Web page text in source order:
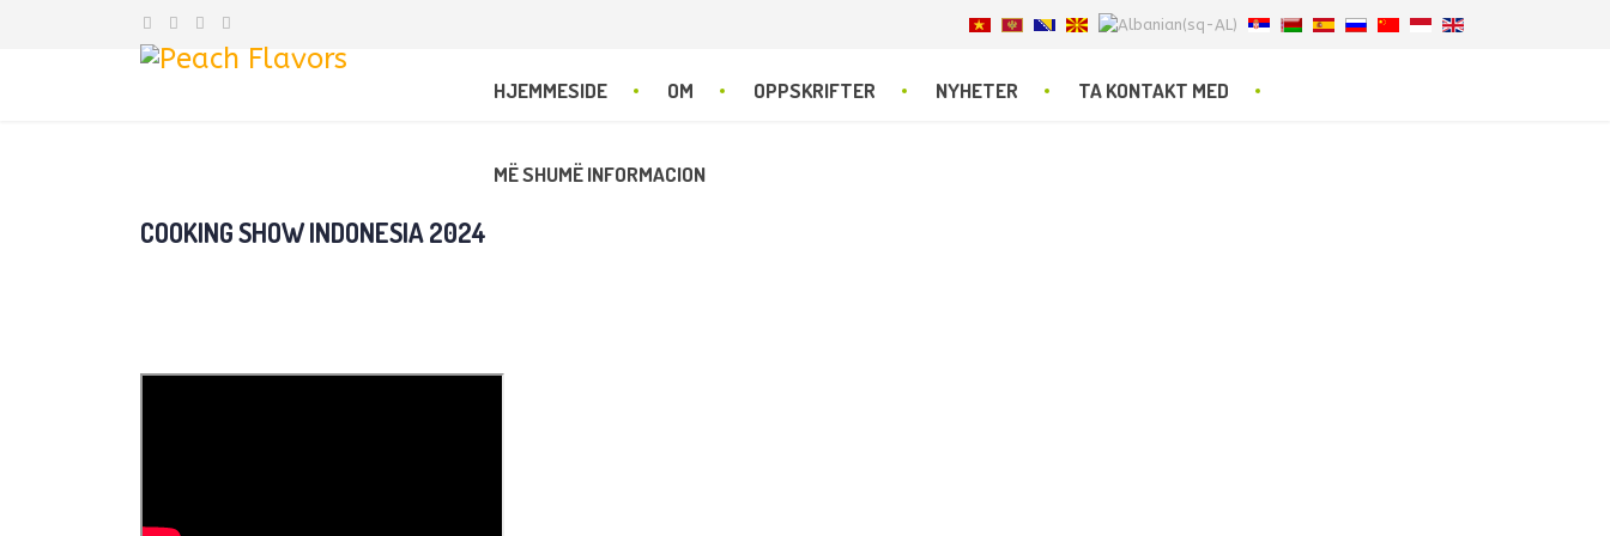
HJEMMESIDE OM OPPSKRIFTER NYHETER TA KONTAKT MED
MË SHUMË INFORMACION
COOKING SHOW INDONESIA 2024